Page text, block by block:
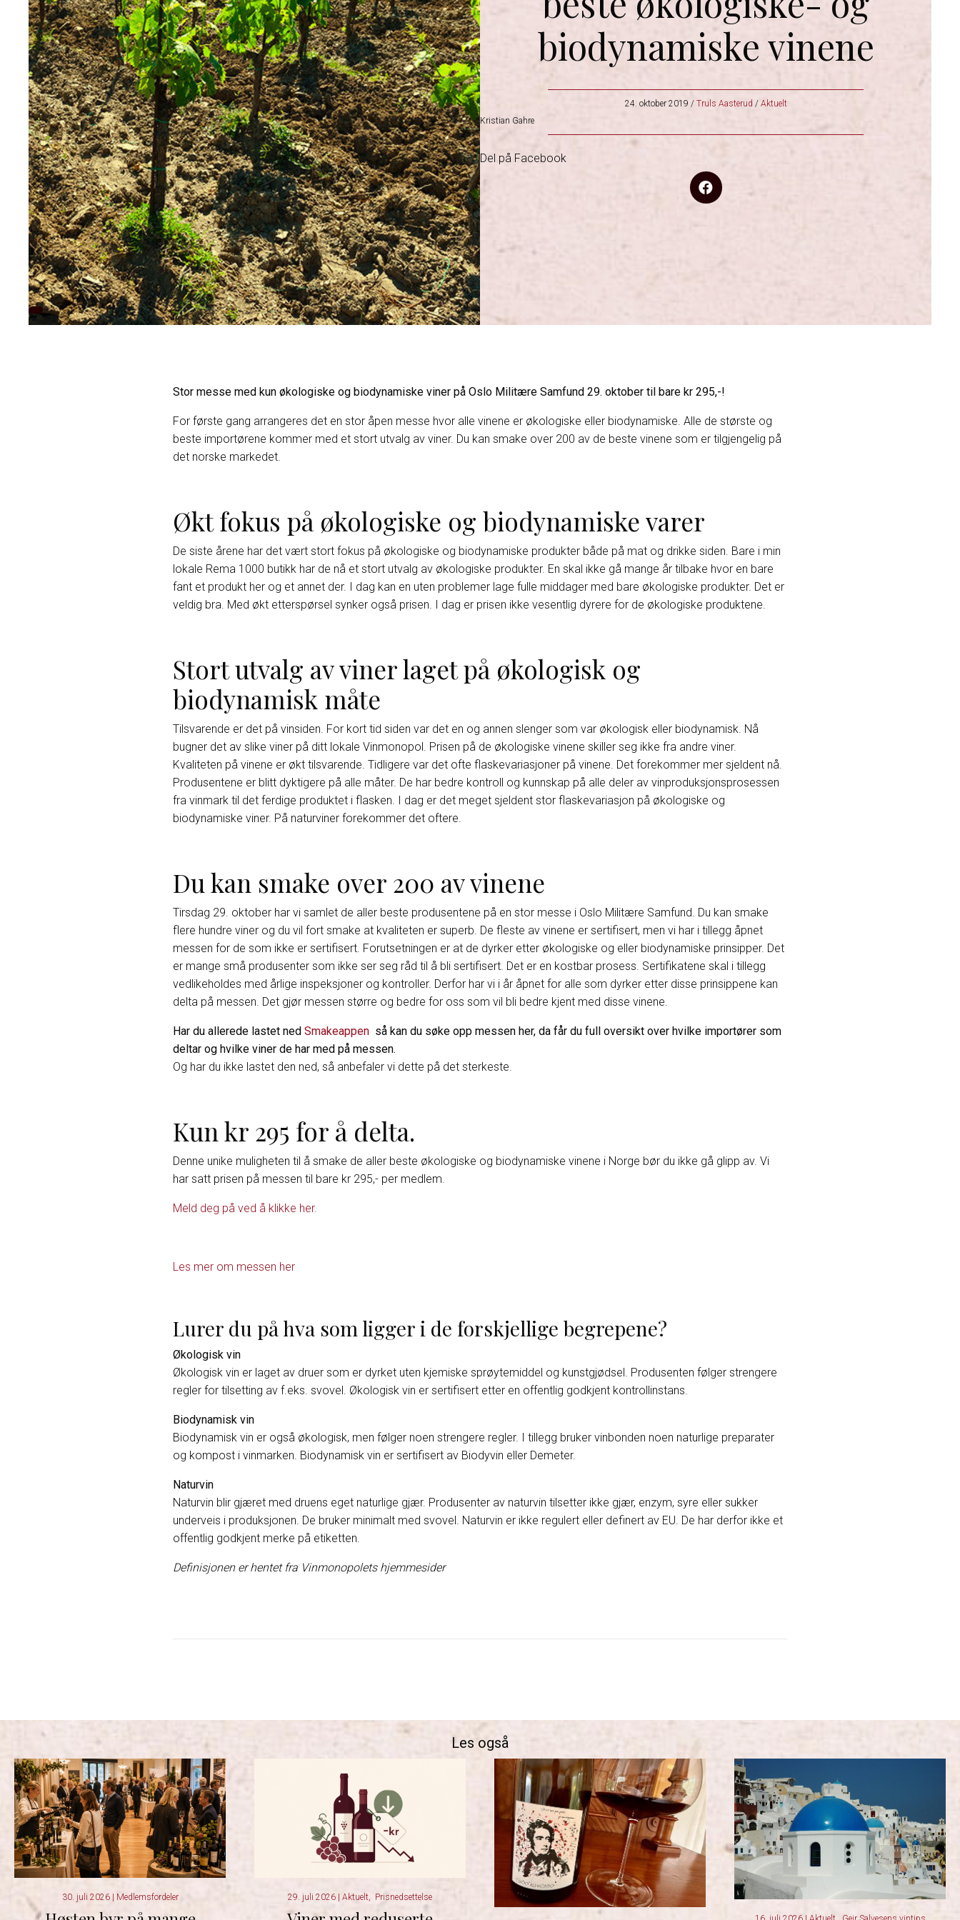
biodynamiske vinene
24. oktober 2019 / Truls Aasterud / Aktuelt
Kristian Gahre
Del på Facebook
Stor messe med kun økologiske og biodynamiske viner på Oslo Militære Samfund 29. oktober til bare kr 295,-!
For første gang arrangeres det en stor åpen messe hvor alle vinene er økologiske eller biodynamiske. Alle de største og
beste importørene kommer med et stort utvalg av viner. Du kan smake over 200 av de beste vinene som er tilgjengelig på
det norske markedet.
Økt fokus på økologiske og biodynamiske varer
De siste årene har det vært stort fokus på økologiske og biodynamiske produkter både på mat og drikke siden. Bare i min
lokale Rema 1000 butikk har de nå et stort utvalg av økologiske produkter. En skal ikke gå mange år tilbake hvor en bare
fant et produkt her og et annet der. I dag kan en uten problemer lage fulle middager med bare økologiske produkter. Det er
veldig bra. Med økt etterspørsel synker også prisen. I dag er prisen ikke vesentlig dyrere for de økologiske produktene.
Stort utvalg av viner laget på økologisk og
biodynamisk måte
Tilsvarende er det på vinsiden. For kort tid siden var det en og annen slenger som var økologisk eller biodynamisk. Nå
bugner det av slike viner på ditt lokale Vinmonopol. Prisen på de økologiske vinene skiller seg ikke fra andre viner.
Kvaliteten på vinene er økt tilsvarende. Tidligere var det ofte flaskevariasjoner på vinene. Det forekommer mer sjeldent nå.
Produsentene er blitt dyktigere på alle måter. De har bedre kontroll og kunnskap på alle deler av vinproduksjonsprosessen
fra vinmark til det ferdige produktet i flasken. I dag er det meget sjeldent stor flaskevariasjon på økologiske og
biodynamiske viner. På naturviner forekommer det oftere.
Du kan smake over 200 av vinene
Tirsdag 29. oktober har vi samlet de aller beste produsentene på en stor messe i Oslo Militære Samfund. Du kan smake
flere hundre viner og du vil fort smake at kvaliteten er superb. De fleste av vinene er sertifisert, men vi har i tillegg åpnet
messen for de som ikke er sertifisert. Forutsetningen er at de dyrker etter økologiske og eller biodynamiske prinsipper. Det
er mange små produsenter som ikke ser seg råd til å bli sertifisert. Det er en kostbar prosess. Sertifikatene skal i tillegg
vedlikeholdes med årlige inspeksjoner og kontroller. Derfor har vi i år åpnet for alle som dyrker etter disse prinsippene kan
delta på messen. Det gjør messen større og bedre for oss som vil bli bedre kjent med disse vinene.
Har du allerede lastet ned Smakeappen så kan du søke opp messen her, da får du full oversikt over hvilke importører som
deltar og hvilke viner de har med på messen.
Og har du ikke lastet den ned, så anbefaler vi dette på det sterkeste.
Kun kr 295 for å delta.
Denne unike muligheten til å smake de aller beste økologiske og biodynamiske vinene i Norge bør du ikke gå glipp av. Vi
har satt prisen på messen til bare kr 295,- per medlem.
Meld deg på ved å klikke her.
Les mer om messen her
Lurer du på hva som ligger i de forskjellige begrepene?
Økologisk vin
Økologisk vin er laget av druer som er dyrket uten kjemiske sprøytemiddel og kunstgjødsel. Produsenten følger strengere
regler for tilsetting av f.eks. svovel. Økologisk vin er sertifisert etter en offentlig godkjent kontrollinstans.
Biodynamisk vin
Biodynamisk vin er også økologisk, men følger noen strengere regler. I tillegg bruker vinbonden noen naturlige preparater
og kompost i vinmarken. Biodynamisk vin er sertifisert av Biodyvin eller Demeter.
Naturvin
Naturvin blir gjæret med druens eget naturlige gjær. Produsenter av naturvin tilsetter ikke gjær, enzym, syre eller sukker
underveis i produksjonen. De bruker minimalt med svovel. Naturvin er ikke regulert eller definert av EU. De har derfor ikke et
offentlig godkjent merke på etiketten.
Definisjonen er hentet fra Vinmonopolets hjemmesider
Les også
30. juli 2026 | Medlemsfordeler 29. juli 2026 | Aktuelt Prisnedsettelse